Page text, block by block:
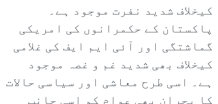
کیخلاف شدید نفرت موجود ہے۔
پاکستان کے حکمرانوں کی امریکی
گماشتگی اور آئی ایم ایف کی غلامی
کیخلاف بھی شدید غم و غصہ موجود
ہے۔ اسی طرح معاشی اور سیاسی حالات